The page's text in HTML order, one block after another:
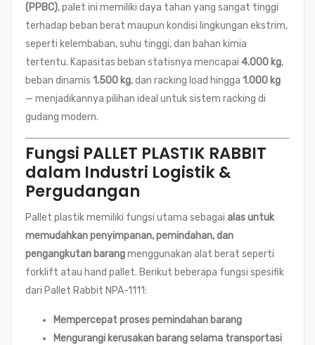
(PPBC), palet ini memiliki daya tahan yang sangat tinggi
terhadap beban berat maupun kondisi lingkungan ekstrim,
seperti kelembaban, suhu tinggi, dan bahan kimia
tertentu. Kapasitas beban statisnya mencapai 4.000 kg,
beban dinamis 1.500 kg, dan racking load hingga 1.000 kg
— menjadikannya pilihan ideal untuk sistem racking di
gudang modern.
Fungsi PALLET PLASTIK RABBIT
dalam Industri Logistik &
Pergudangan
Pallet plastik memiliki fungsi utama sebagai alas untuk
memudahkan penyimpanan, pemindahan, dan
pengangkutan barangmenggunakan alat berat seperti
forklift atau hand pallet. Berikut beberapa fungsi spesifik
dari Pallet Rabbit NPA-1111:
Mempercepat proses pemindahan barang
Mengurangi kerusakan barang selama transportasi